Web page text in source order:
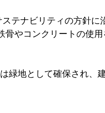
テナビリティの方針に
やコンクリートの使用
緑地として確保され、